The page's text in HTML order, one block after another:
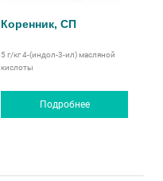
Коренник, СП
5 г/кг 4-(индол-3-ил) масляной
кислоты
Подробнее